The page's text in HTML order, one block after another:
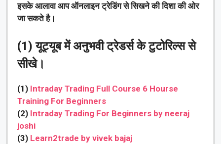
इसके आलावा आप ऑनलाइन ट्रेडिंग से सिखने की दिशा की ओर
जा सकते है।
(1) यूट्यूब में अनुभवी ट्रेडर्स के टुटोरिल्स से
सीखे।
(1) Intraday Trading Full Course 6 Hourse
Training For Beginners
(2) Intraday Trading For Beginners by neeraj
joshi
(3) Learn2trade by vivek bajaj